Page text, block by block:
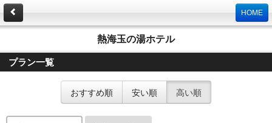
HOME
熱海玉の湯ホテル
プラン一覧
おすすめ順 安い順 高い順